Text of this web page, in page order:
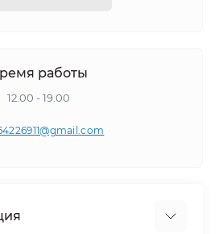
работы
12.00 - 19.00